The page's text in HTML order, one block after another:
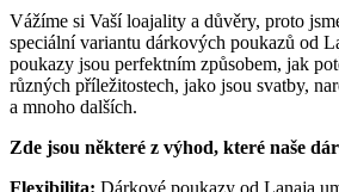
Vážíme si Vaší loajality a důvěry, proto
speciální variantu dárkových poukazů od
poukazy jsou perfektním způsobem, jak
různých příležitostech, jako jsou svatby,
a mnoho dalších.
Zde jsou některé z výhod, které naše
Flexibilita: Dárkové poukazy od Lanaja